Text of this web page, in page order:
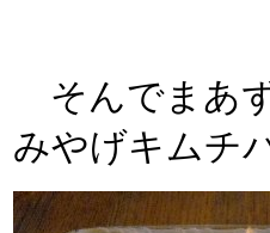
そんでまあ
みやげキムチ